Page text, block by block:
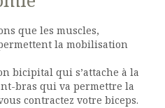
que les muscles,
la mobilisation
bicipital qui s’attache à la
bras qui va permettre la
contractez votre biceps.